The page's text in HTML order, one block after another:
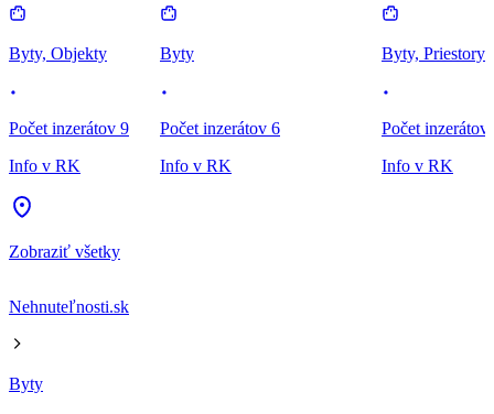
Byty, Objekty
Počet inzerátov 9
Info v RK
Byty
Počet inzerátov 6
Info v RK
Byty, Priestory
Počet inzerátov
Info v RK
Zobraziť všetky
Nehnuteľnosti.sk
Byty